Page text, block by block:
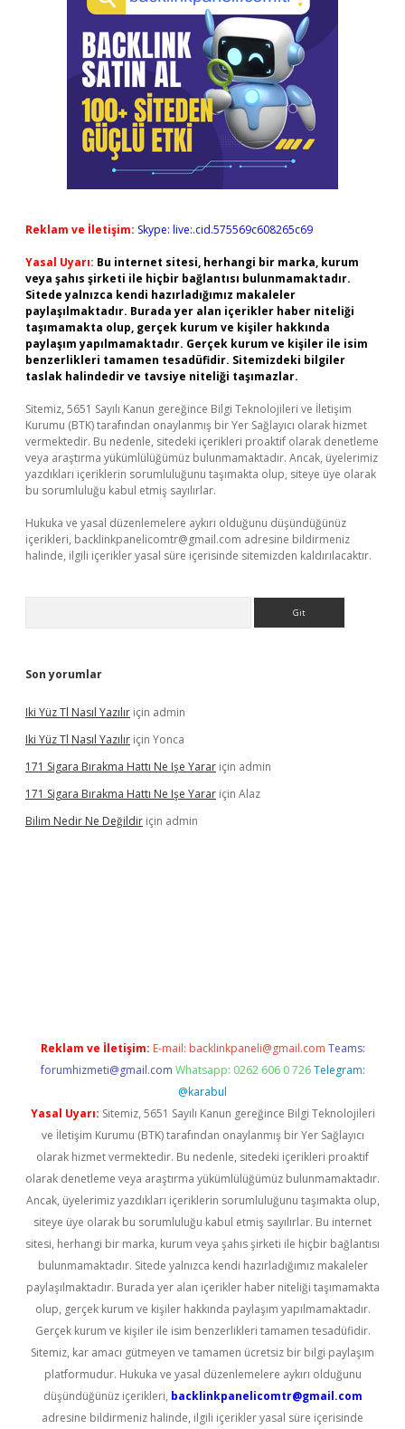
Reklam ve İletişim: Skype: live:.cid.575569c608265c69
Yasal Uyarı: Bu internet sitesi, herhangi bir marka, kurum
veya şahıs şirketi ile hiçbir bağlantısı bulunmamaktadır.
Sitede yalnızca kendi hazırladığımız makaleler
paylaşılmaktadır. Burada yer alan içerikler haber niteliği
taşımamakta olup, gerçek kurum ve kişiler hakkında
paylaşım yapılmamaktadır. Gerçek kurum ve kişiler ile isim
benzerlikleri tamamen tesadüfidir. Sitemizdeki bilgiler
taslak halindedir ve tavsiye niteliği taşımazlar.
Sitemiz, 5651 Sayılı Kanun gereğince Bilgi Teknolojileri ve İletişim
Kurumu (BTK) tarafından onaylanmış bir Yer Sağlayıcı olarak hizmet
vermektedir. Bu nedenle, sitedeki içerikleri proaktif olarak denetleme
veya araştırma yükümlülüğümüz bulunmamaktadır. Ancak, üyelerimiz
yazdıkları içeriklerin sorumluluğunu taşımakta olup, siteye üye olarak
bu sorumluluğu kabul etmiş sayılırlar.
Hukuka ve yasal düzenlemelere aykırı olduğunu düşündüğünüz
içerikleri, backlinkpanelicomtr@gmail.com adresine bildirmeniz
halinde, ilgili içerikler yasal süre içerisinde sitemizden kaldırılacaktır.
Son yorumlar
Iki Yüz Tl Nasıl Yazılır için admin
Iki Yüz Tl Nasıl Yazılır için Yonca
171 Sigara Bırakma Hattı Ne Işe Yarar için admin
171 Sigara Bırakma Hattı Ne Işe Yarar için Alaz
Bilim Nedir Ne Değildir için admin
Reklam ve İletişim: E-mail: backlinkpaneli@gmail.com Teams:
forumhizmeti@gmail.com Whatsapp: 0262 606 0 726 Telegram:
@karabul
Yasal Uyarı: Sitemiz, 5651 Sayılı Kanun gereğince Bilgi Teknolojileri
ve İletişim Kurumu (BTK) tarafından onaylanmış bir Yer Sağlayıcı
olarak hizmet vermektedir. Bu nedenle, sitedeki içerikleri proaktif
olarak denetleme veya araştırma yükümlülüğümüz bulunmamaktadır.
Ancak, üyelerimiz yazdıkları içeriklerin sorumluluğunu taşımakta olup,
siteye üye olarak bu sorumluluğu kabul etmiş sayılırlar. Bu internet
sitesi, herhangi bir marka, kurum veya şahıs şirketi ile hiçbir bağlantısı
bulunmamaktadır. Sitede yalnızca kendi hazırladığımız makaleler
paylaşılmaktadır. Burada yer alan içerikler haber niteliği taşımamakta
olup, gerçek kurum ve kişiler hakkında paylaşım yapılmamaktadır.
Gerçek kurum ve kişiler ile isim benzerlikleri tamamen tesadüfidir.
Sitemiz, kar amacı gütmeyen ve tamamen ücretsiz bir bilgi paylaşım
platformudur. Hukuka ve yasal düzenlemelere aykırı olduğunu
düşündüğünüz içerikleri, backlinkpanelicomtr@gmail.com
adresine bildirmeniz halinde, ilgili içerikler yasal süre içerisinde